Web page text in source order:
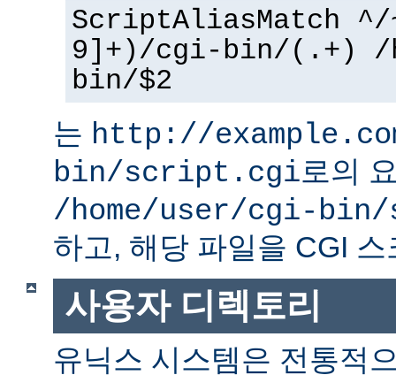
ScriptAliasMatch
9]+)/cgi-bin/(.+) /
bin/$2
는 http://
bin/script.cgi로의
/home/user/cgi-
하고, 해당 파일을 CGI
사용자 디렉토리
유닉스 시스템은 전통적